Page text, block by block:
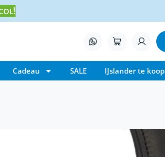
!
Cadeau SALE IJslander te koop